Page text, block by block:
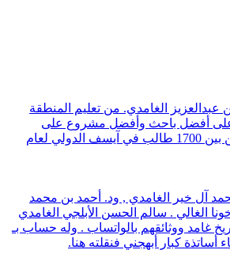
عبدالعزيز الغامدي. من تعليم المنطقة
أفضل باحث وأفضل مشروع على
مستوى العالم من بين 1700 طالب في آيسف الدولي لعام
محمد آل خير الغامدي , ود. أحمد بن محمد
الغالي . سالم الحسن الأبلجي الغامدي
غامد ووثائقهم بالواتساب . وله حساب بـ
أساتذة كبار أبهجني فنقلته هنا.